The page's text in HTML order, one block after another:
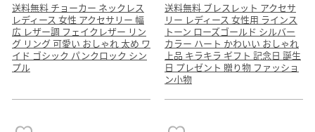
送料無料 チョーカー ネックレス
レディース 女性 アクセサリー 幅
広 レザー調 フェイクレザー リン
グ リング 可愛い おしゃれ 太め ワ
イド ゴシック パンクロック シン
プル
送料無料 ブレスレット アクセサ
リー レディース 女性用 ラインス
トーン ローズゴールド シルバー
カラー ハート かわいい おしゃれ
上品 キラキラ ギフト 記念日 誕生
日 プレゼント 贈り物 ファッショ
ン小物